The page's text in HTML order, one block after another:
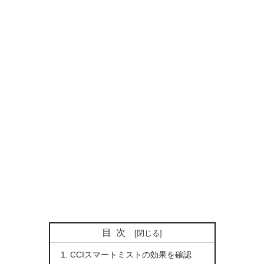
目次
CCIスマートミストの効果を確認